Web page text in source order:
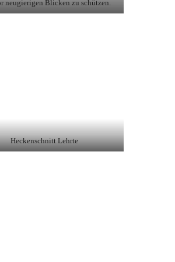
neugierigen Blicken zu schützen.
Heckenschnitt Lehrte